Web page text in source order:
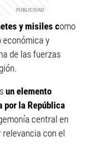
y misiles como
económica y
de las fuerzas
un elemento
por la República
central en
relevancia con el